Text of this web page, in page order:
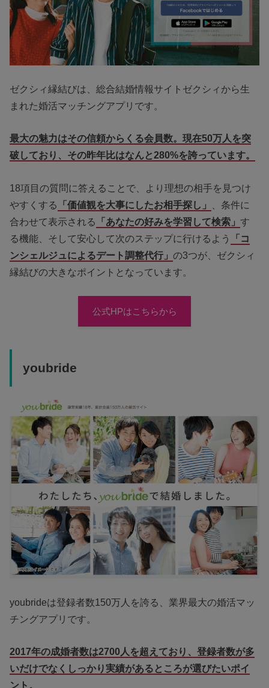
ゼクシィ縁結びは、総合結婚情報サイトゼクシィから生
まれた婚活マッチングアプリです。
最大の魅力はその信頼からくる会員数。現在50万人を突
破しており、その昨年比はなんと280%を誇っています。
18項目の質問に答えることで、より理想の相手を見つけ
やすくする
「価値観を大事にしたお相手探し」
、条件に
合わせて表示される
「あなたの好みを学習して検索」す
る機能、そして安心して次のステップに行けるよう
「コ
ンシェルジュによるデート調整代行」の3つが、ゼクシィ
縁結びの大きなポイントとなっています。
公式HPはこちらから
youbride
youbrideは登録者数150万人を誇る、業界最大の婚活マッ
チングアプリです。
2017年の成婚者数は2700人を超えており、登録者数が多
いだけでなくしっかり実績があるところが選びたいポイ
ント。